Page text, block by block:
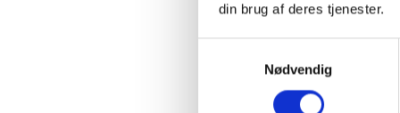
din brug af deres tjenester.
Nødvendig